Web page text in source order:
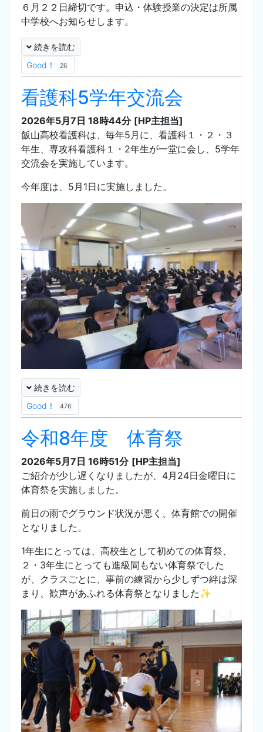
６月２２日締切です。申込・体験授業の決定は所属
中学校へお知らせします。
続きを読む
Good！
26
看護科5学年交流会
2026年5月7日 18時44分 [HP主担当]
飯山高校看護科は、毎年5月に、看護科１・２・３
年生、専攻科看護科１・2年生が一堂に会し、5学年
交流会を実施しています。
今年度は、5月1日に実施しました。
続きを読む
Good！
476
令和8年度 体育祭
2026年5月7日 16時51分 [HP主担当]
ご紹介が少し遅くなりましたが、4月24日金曜日に
体育祭を実施しました。
前日の雨でグラウンド状況が悪く、体育館での開催
となりました。
1年生にとっては、高校生として初めての体育祭、
２・3年生にとっても進級間もない体育祭でした
が、クラスごとに、事前の練習から少しずつ絆は深
まり、歓声があふれる体育祭となりました✨